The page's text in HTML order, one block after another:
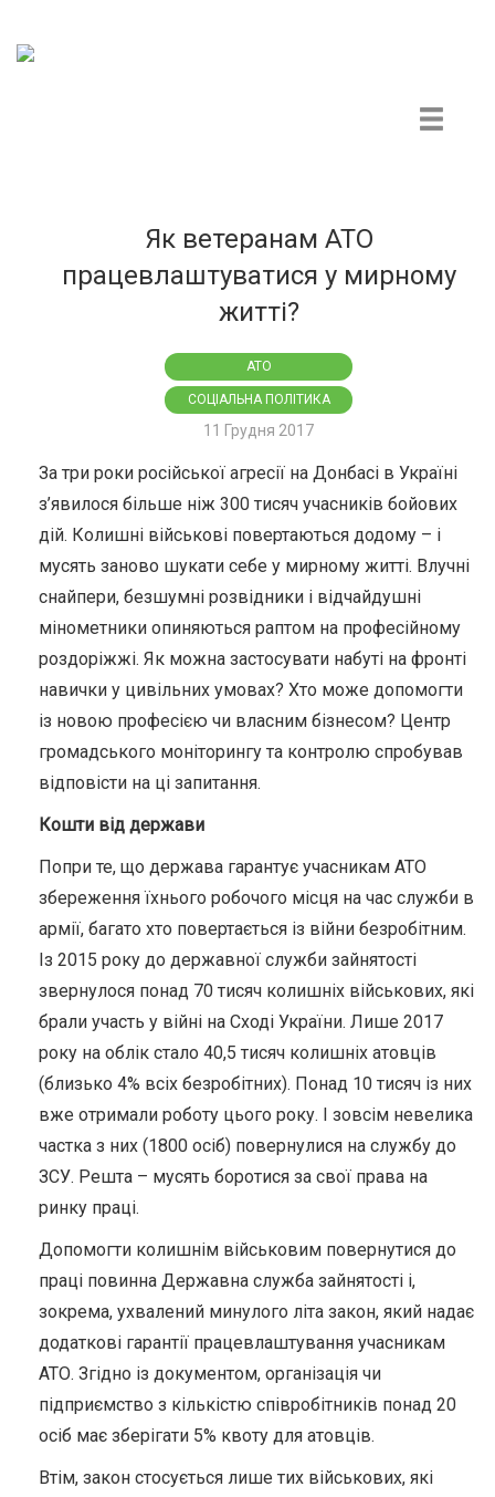
Як ветеранам АТО
працевлаштуватися у мирному
житті?
АТО
СОЦІАЛЬНА ПОЛІТИКА
11 Грудня 2017
За три роки російської агресії на Донбасі в Україні
з’явилося більше ніж 300 тисяч учасників бойових
дій. Колишні військові повертаються додому – і
мусять заново шукати себе у мирному житті. Влучні
снайпери, безшумні розвідники і відчайдушні
мінометники опиняються раптом на професійному
роздоріжжі. Як можна застосувати набуті на фронті
навички у цивільних умовах? Хто може допомогти
із новою професією чи власним бізнесом? Центр
громадського моніторингу та контролю спробував
відповісти на ці запитання.
Кошти від держави
Попри те, що держава гарантує учасникам АТО
збереження їхнього робочого місця на час служби в
армії, багато хто повертається із війни безробітним.
Із 2015 року до державної служби зайнятості
звернулося понад 70 тисяч колишніх військових, які
брали участь у війні на Сході України. Лише 2017
року на облік стало 40,5 тисяч колишніх атовців
(близько 4% всіх безробітних). Понад 10 тисяч із них
вже отримали роботу цього року. І зовсім невелика
частка з них (1800 осіб) повернулися на службу до
ЗСУ. Решта – мусять боротися за свої права на
ринку праці.
Допомогти колишнім військовим повернутися до
праці повинна Державна служба зайнятості і,
зокрема, ухвалений минулого літа закон, який надає
додаткові гарантії працевлаштування учасникам
АТО. Згідно із документом, організація чи
підприємство з кількістю співробітників понад 20
осіб має зберігати 5% квоту для атовців.
Втім, закон стосується лише тих військових, які